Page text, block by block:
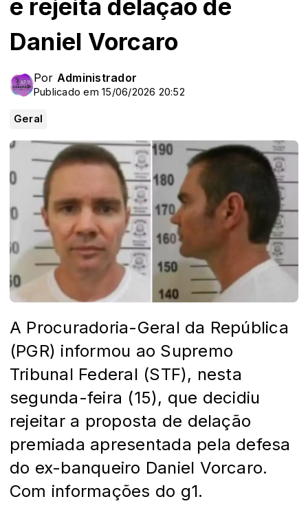
e rejeita delação de
Daniel Vorcaro
Por Administrador
Publicado em 15/06/2026 20:52
Geral
A Procuradoria-Geral da República
(PGR) informou ao Supremo
Tribunal Federal (STF), nesta
segunda-feira (15), que decidiu
rejeitar a proposta de delação
premiada apresentada pela defesa
do ex-banqueiro Daniel Vorcaro.
Com informações do g1.